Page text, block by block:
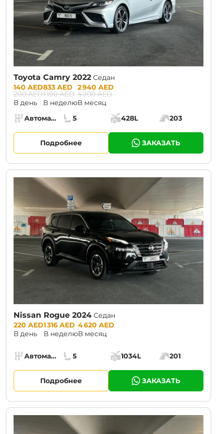
Toyota Camry 2022 Седан
Prices:
140 AED
200 AED
В день
833 AED
1 190 AED
В неделю
2 940 AED
4 200 AED
В месяц
Specs:
Коробка передач:
Автомат (АКПП)
Места:
5
Объём багажника:
428L
Мощность
203
Подробнее ЗАКАЗАТЬ
Nissan Rogue 2024 Седан
Prices:
220 AED
В день
1 316 AED
В неделю
4 620 AED
В месяц
Specs:
Коробка передач:
Автомат (АКПП)
Места:
5
Объём багажника:
1034L
Мощность
201
Подробнее ЗАКАЗАТЬ
CURRENT PROMOTION: